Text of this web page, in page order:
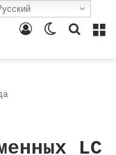
Поиск
Switch
Войти
LC